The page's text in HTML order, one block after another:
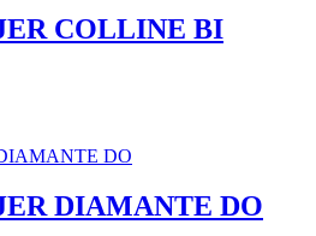
COLLINE BI
DIAMANTE DO